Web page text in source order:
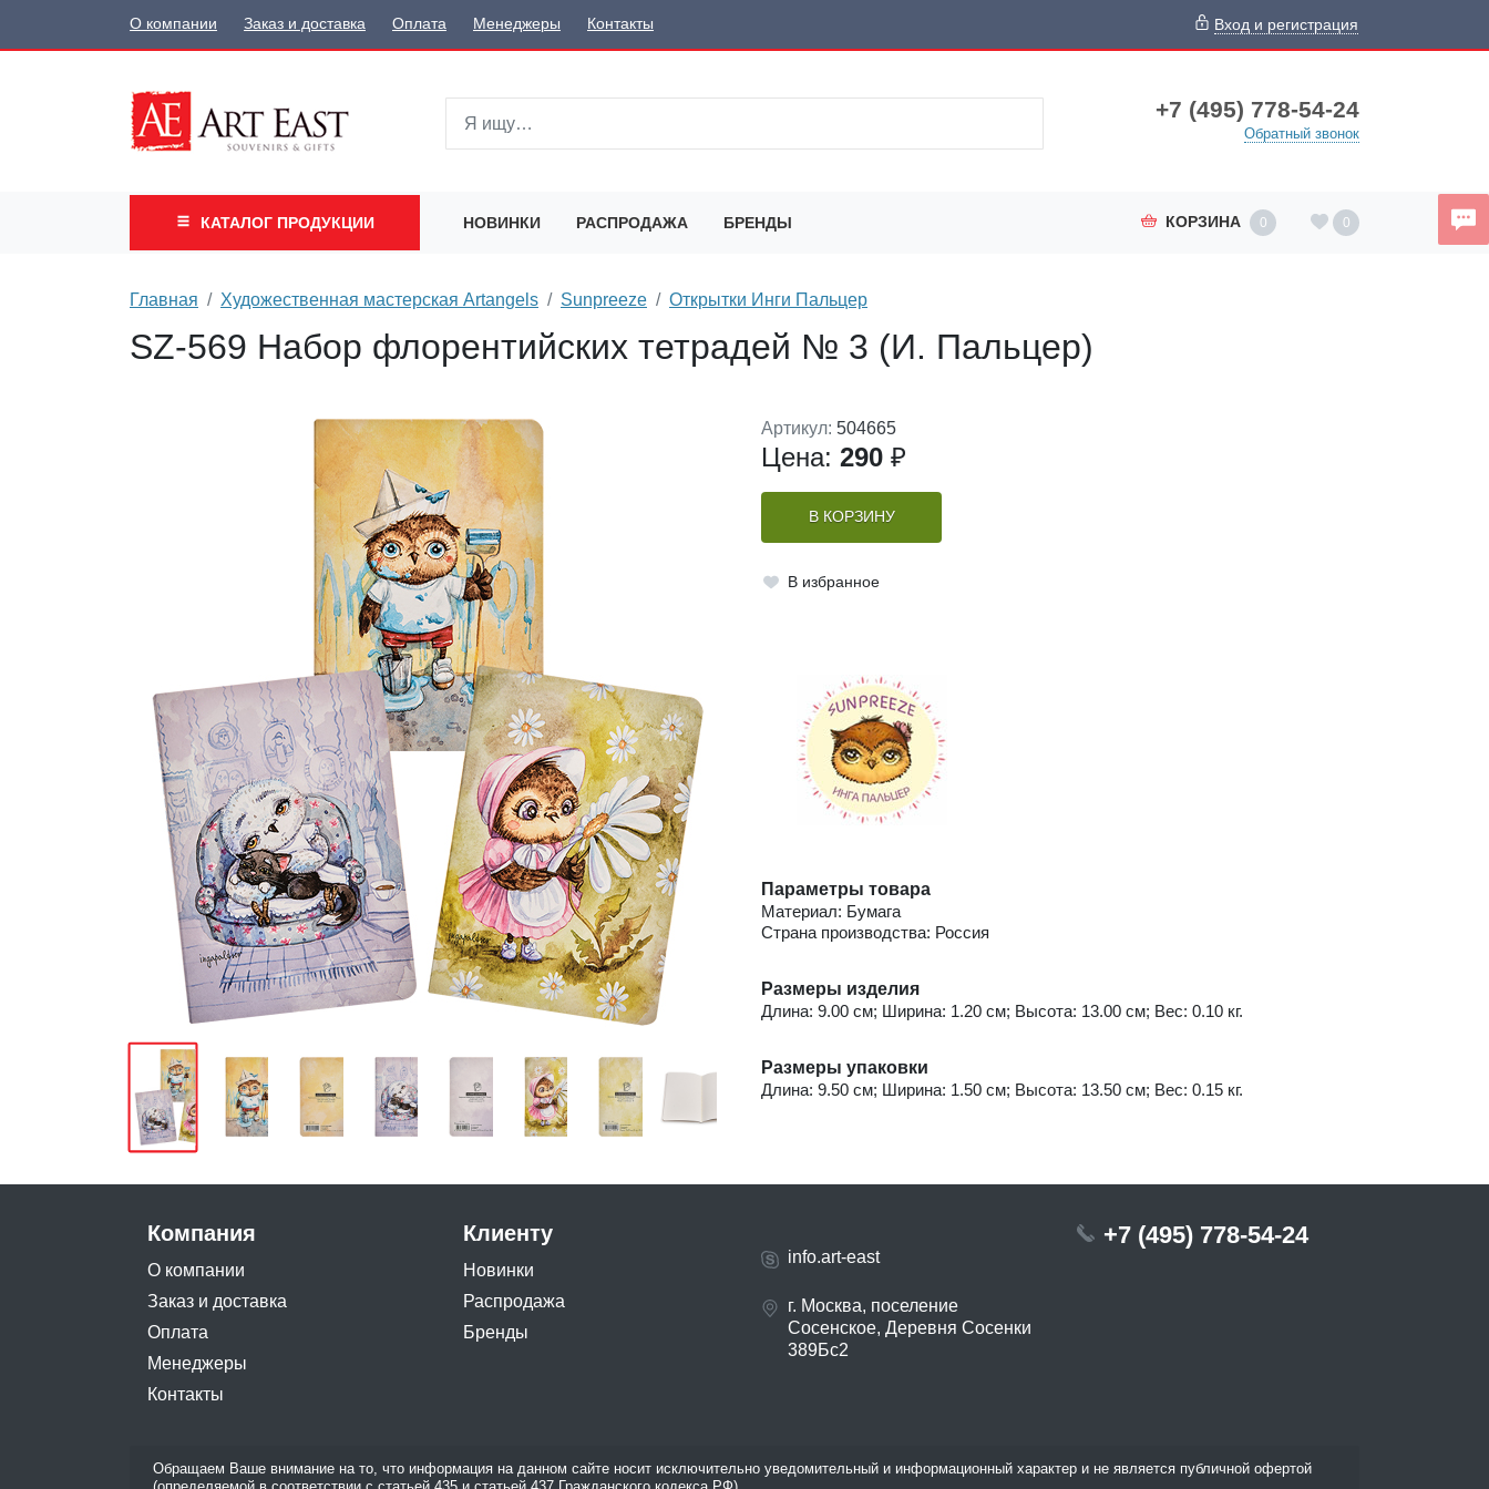
О компании Заказ и доставка Оплата Менеджеры Контакты Вход и регистрация
+7 (495) 778-54-24
Обратный звонок
КАТАЛОГ ПРОДУКЦИИ НОВИНКИ РАСПРОДАЖА БРЕНДЫ КОРЗИНА 0 0
Главная Художественная мастерская Artangels Sunpreeze Открытки Инги Пальцер
SZ-569 Набор флорентийских тетрадей № 3 (И. Пальцер)
Артикул: 504665
Цена: 290 ₽
В КОРЗИНУ
В избранное
Параметры товара
Материал: Бумага
Страна производства: Россия
Размеры изделия
Длина: 9.00 см; Ширина: 1.20 см; Высота: 13.00 см; Вес: 0.10 кг.
Размеры упаковки
Длина: 9.50 см; Ширина: 1.50 см; Высота: 13.50 см; Вес: 0.15 кг.
Компания
О компании
Заказ и доставка
Оплата
Менеджеры
Контакты
Клиенту
Новинки
Распродажа
Бренды
info.art-east
г. Москва, поселение
Сосенское, Деревня Сосенки
389Бс2
+7 (495) 778-54-24
Обращаем Ваше внимание на то, что информация на данном сайте носит исключительно уведомительный и информационный характер и не является публичной офертой